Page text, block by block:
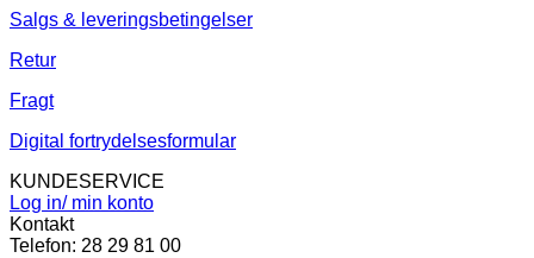
Salgs & leveringsbetingelser
Retur
Fragt
Digital fortrydelsesformular
KUNDESERVICE
Log in/ min konto
Kontakt
Telefon: 28 29 81 00